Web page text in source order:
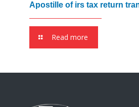
Apostille of irs tax return
Read more